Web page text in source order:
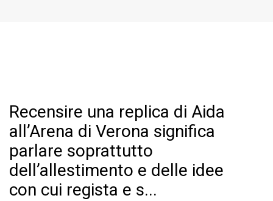
Recensire una replica di Aida
all’Arena di Verona significa
parlare soprattutto
dell’allestimento e delle idee
con cui regista e s...